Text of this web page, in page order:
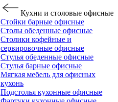
Кухни и столовые офисные
Стойки барные офисные
Столы обеденные офисные
Столики кофейные и
сервировочные офисные
Стулья обеденные офисные
Стулья барные офисные
Мягкая мебель для офисных
кухонь
Подстолья кухонные офисные